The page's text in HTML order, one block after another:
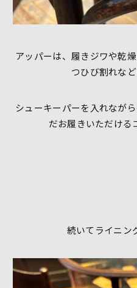
アッパーは、履きジワや乾
つひび割れな
シューキーパーを入れなが
だお履きいただける
続いてライニン